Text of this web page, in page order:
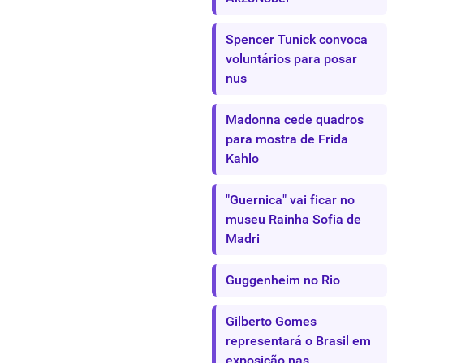
Spencer Tunick convoca
voluntários para posar
nus
Madonna cede quadros
para mostra de Frida
Kahlo
"Guernica" vai ficar no
museu Rainha Sofia de
Madri
Guggenheim no Rio
Gilberto Gomes
representará o Brasil em